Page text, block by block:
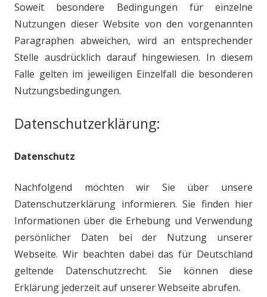
Soweit besondere Bedingungen für einzelne
Nutzungen dieser Website von den vorgenannten
Paragraphen abweichen, wird an entsprechender
Stelle ausdrücklich darauf hingewiesen. In diesem
Falle gelten im jeweiligen Einzelfall die besonderen
Nutzungsbedingungen.
Datenschutzerklärung:
Datenschutz
Nachfolgend möchten wir Sie über unsere
Datenschutzerklärung informieren. Sie finden hier
Informationen über die Erhebung und Verwendung
persönlicher Daten bei der Nutzung unserer
Webseite. Wir beachten dabei das für Deutschland
geltende Datenschutzrecht. Sie können diese
Erklärung jederzeit auf unserer Webseite abrufen.